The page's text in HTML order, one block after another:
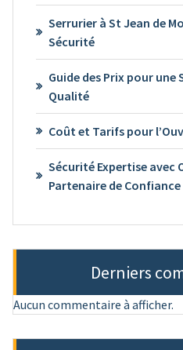
Serrurier à St Jean de
Sécurité
Guide des Prix pour une
Qualité
Coût et Tarifs pour
Sécurité Expertise avec
Partenaire de Confiance
Derniers
Aucun commentaire à afficher.